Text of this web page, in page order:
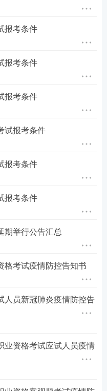
报考条件
报考条件
报考条件
试报考条件
报考条件
报考条件
期举行公告汇总
格考试疫情防控告知书
人员新冠肺炎疫情防控告
业资格考试应试人员疫情